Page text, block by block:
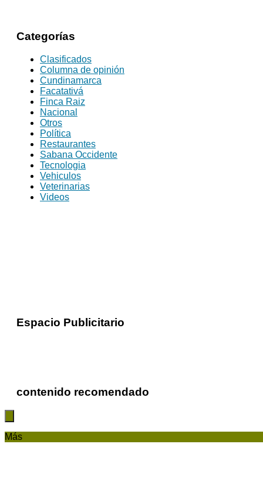
Categorías
Clasificados
Columna de opinión
Cundinamarca
Facatativá
Finca Raiz
Nacional
Otros
Política
Restaurantes
Sabana Occidente
Tecnologia
Vehiculos
Veterinarias
Videos
Espacio Publicitario
contenido recomendado
Más